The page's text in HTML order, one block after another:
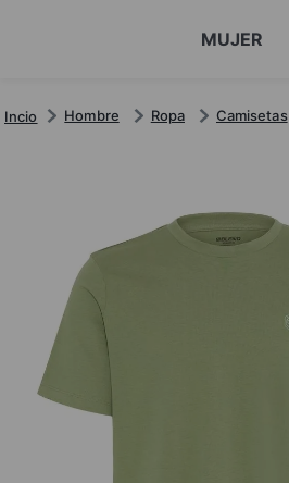
MUJER
Hombre Ropa Camisetas